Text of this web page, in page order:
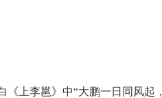
《上李邕》中“大鹏一日同风起